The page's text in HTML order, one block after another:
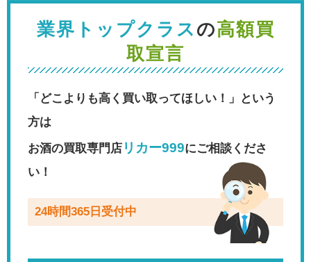
業界トップクラス の高額買
取宣言
「どこよりも高く買い取ってほしい！」という
方は
お酒の買取専門店 リカー999にご相談くださ
い！
24時間365日受付中